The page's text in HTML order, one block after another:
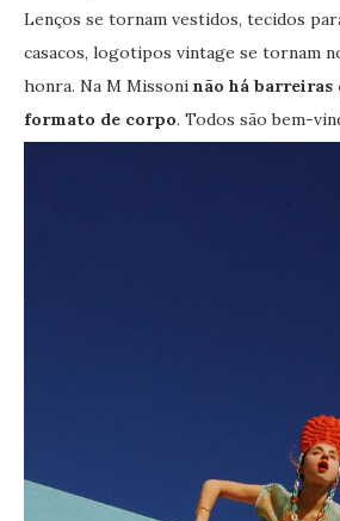
Lenços se tornam vestidos, tecidos
casacos, logotipos vintage se tornam
honra. Na M Missoni não há barreiras
formato de corpo. Todos são bem-